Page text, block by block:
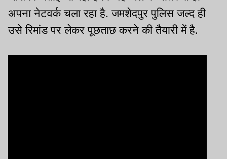
अपना नेटवर्क चला रहा है. जमशेदपुर पुलिस जल्द ही
उसे रिमांड पर लेकर पूछताछ करने की तैयारी में है.